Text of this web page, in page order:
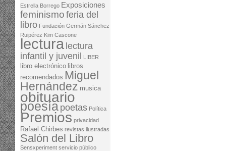
Estrella Borrego Exposiciones
feminismo feria del
libro Fundación Germán Sánchez
Ruipérez Kim Cascone
lectura lectura
infantil y juvenil
LIBER
libro electrónico libros
recomendados Miguel
Hernández musica
obituario
poesía poetas Política
Premios privacidad
Rafael Chirbes revistas ilustradas
Salón del Libro
Sensxperiment servicio público